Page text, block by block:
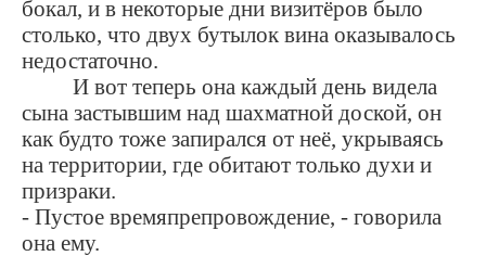
бокал, и в некоторые дни визитёров было
столько, что двух бутылок вина оказывалось
недостаточно.
И вот теперь она каждый день видела
сына застывшим над шахматной доской, он
как будто тоже запирался от неё, укрываясь
на территории, где обитают только духи и
призраки.
- Пустое времяпрепровождение, - говорила
она ему.